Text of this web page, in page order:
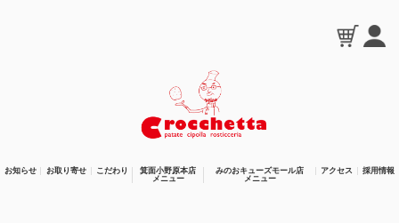
お知らせ お取り寄せ こだわり
箕面小野原本店
メニュー
みのおキューズモール店
メニュー
アクセス 採用情報